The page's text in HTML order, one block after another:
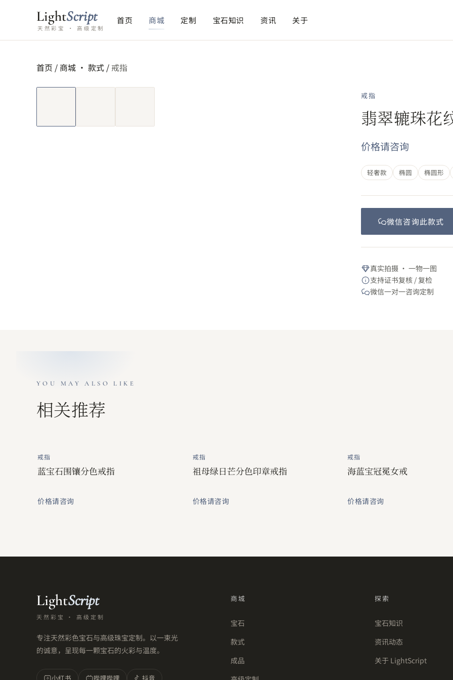
LightScript
天然彩宝 · 高级定制
首页 商城 定制 宝石知识 资讯 关于
首页 / 商城 · 款式 / 戒指
短视频
戒指
翡翠辘珠花
价格请咨询
轻奢款 椭圆 椭圆形
微信咨询此款式
真实拍摄 · 一物一图
支持证书复核 / 复检
微信一对一咨询定制
YOU MAY ALSO LIKE
相关推荐
戒指
蓝宝石围镶分色戒指
价格请咨询
戒指
祖母绿日芒分色印章戒指
价格请咨询
戒指
海蓝宝冠冕女戒
价格请咨询
LightScript
天然彩宝 · 高级定制
专注天然彩色宝石与高级珠宝定制。以一束光
的诚意，呈现每一颗宝石的火彩与温度。
小 小红书 哔哩哔哩 抖音
商城
宝石
款式
成品
探索
宝石知识
资讯动态
关于 LightScript